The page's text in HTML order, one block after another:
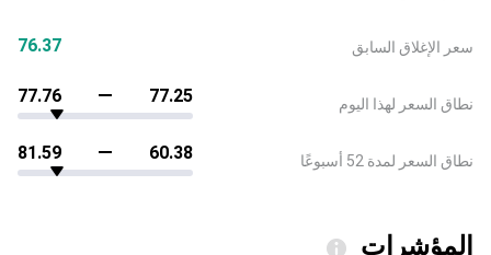
سعر الإغلاق السابق
نطاق السعر لهذا اليوم
نطاق السعر لمدة 52 أسبوعًا
76.37
77.25
77.76
60.38
81.59
المؤشرات